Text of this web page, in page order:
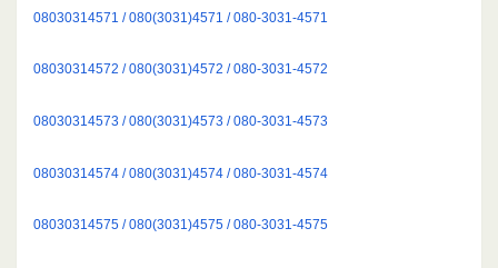
08030314571 / 080(3031)4571 / 080-3031-4571
08030314572 / 080(3031)4572 / 080-3031-4572
08030314573 / 080(3031)4573 / 080-3031-4573
08030314574 / 080(3031)4574 / 080-3031-4574
08030314575 / 080(3031)4575 / 080-3031-4575